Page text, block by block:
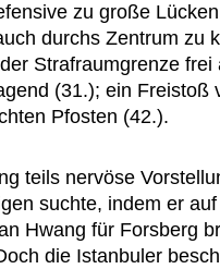
zu große
durchs Zentrum zu
Strafraumgrenze frei
(31.); ein Freistoß
Pfosten (42.).
teils nervöse
suchte, indem er
Hwang für Forsberg
die Istanbuler